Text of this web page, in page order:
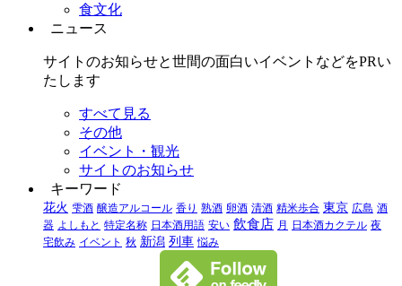
食文化
ニュース
サイトのお知らせと世間の面白いイベントなどをPRい
たします
すべて見る
その他
イベント・観光
サイトのお知らせ
キーワード
花火 雫酒 醸造アルコール 香り 熟酒 卵酒 清酒 精米歩合 東京 広島 酒
器 よしもと 特定名称 日本酒用語 安い 飲食店 月 日本酒カクテル 夜
宅飲み イベント 秋 新潟 列車 悩み